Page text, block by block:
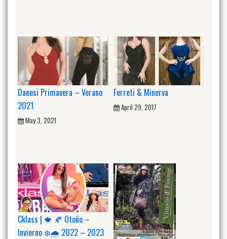
Danesi Primavera – Verano
2021
May 3, 2021
Ferreti & Minerva
April 29, 2017
Cklass | 🍁 🍂 Otoño –
Invierno ❄️🌧️ 2022 – 2023